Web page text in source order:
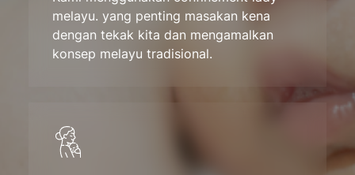
melayu. yang penting masakan kena
dengan tekak kita dan mengamalkan
konsep melayu tradisional.